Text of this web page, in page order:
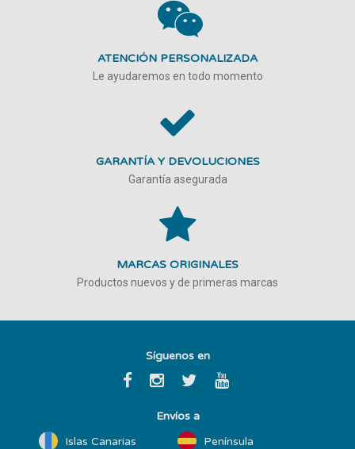
ATENCIÓN PERSONALIZADA
Le ayudaremos en todo momento
GARANTÍA Y DEVOLUCIONES
Garantía asegurada
MARCAS ORIGINALES
Productos nuevos y de primeras marcas
Síguenos en
Envíos a
Islas Canarias
Península